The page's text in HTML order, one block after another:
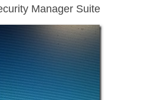
Manager Suite